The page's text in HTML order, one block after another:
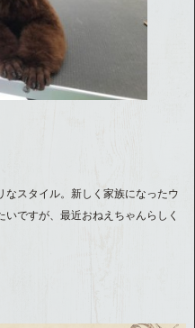
なスタイル。新しく家族になったウ
ですが、最近おねえちゃんらしく